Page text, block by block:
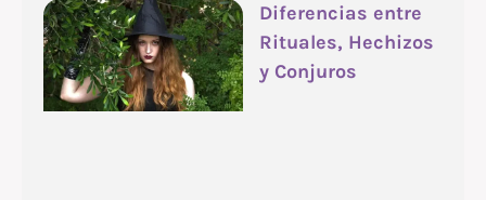
Diferencias entre
Rituales, Hechizos
y Conjuros